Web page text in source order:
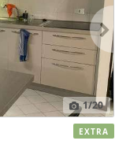
1/20
EXTRA